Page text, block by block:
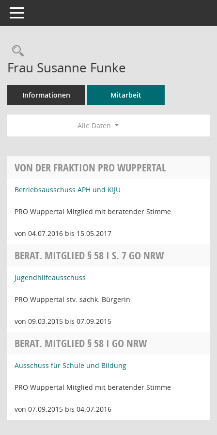
Toggle navigation
Rechercheauswahl
Frau Susanne Funke
Informationen Mitarbeit
Alle Daten
VON DER FRAKTION PRO WUPPERTAL
Betriebsausschuss APH und KIJU
PRO Wuppertal Mitglied mit beratender Stimme
von 04.07.2016 bis 15.05.2017
BERAT. MITGLIED § 58 I S. 7 GO NRW
Jugendhilfeausschuss
PRO Wuppertal stv. sachk. Bürgerin
von 09.03.2015 bis 07.09.2015
BERAT. MITGLIED § 58 I GO NRW
Ausschuss für Schule und Bildung
PRO Wuppertal Mitglied mit beratender Stimme
von 07.09.2015 bis 04.07.2016